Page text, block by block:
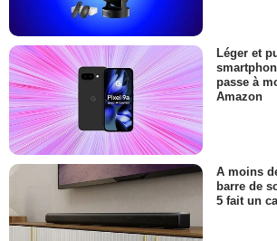
Léger et
passe à
Amazon
A moins
barre de
5 fait un